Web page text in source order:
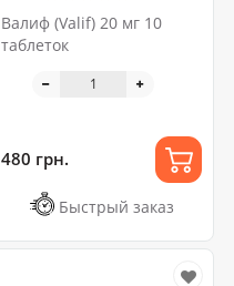
Валиф (Valif) 20 мг 10
таблеток
480 грн.
Быстрый заказ